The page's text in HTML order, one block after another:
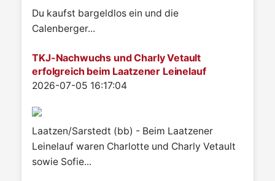
Du kaufst bargeldlos ein und die
Calenberger...
TKJ-Nachwuchs und Charly Vetault
erfolgreich beim Laatzener Leinelauf
Details
2026-07-05 16:17:04
Laatzen/Sarstedt (bb) - Beim Laatzener
Leinelauf waren Charlotte und Charly Vetault
sowie Sofie...